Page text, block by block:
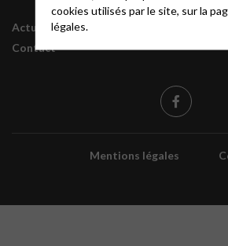
Actualités
Contact
Mentions légales
cookies utilisés par le site, sur la
légales.